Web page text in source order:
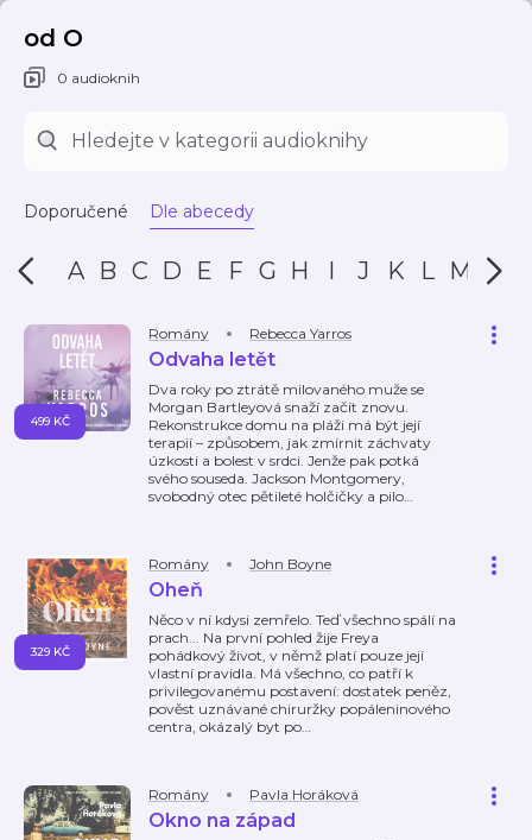
od O
0 audioknih
Doporučené Dle abecedy
A B C D E F G H I J K L M N
Romány Rebecca Yarros
Odvaha letět
Dva roky po ztrátě milovaného muže se
Morgan Bartleyová snaží začít znovu.
Rekonstrukce domu na pláži má být její
terapií – způsobem, jak zmírnit záchvaty
úzkosti a bolest v srdci. Jenže pak potká
svého souseda. Jackson Montgomery,
svobodný otec pětileté holčičky a pilo…
499 KČ
Romány John Boyne
Oheň
Něco v ní kdysi zemřelo. Teď všechno spálí na
prach... Na první pohled žije Freya
pohádkový život, v němž platí pouze její
vlastní pravidla. Má všechno, co patří k
privilegovanému postavení: dostatek peněz,
pověst uznávané chiruržky popáleninového
centra, okázalý byt po…
329 KČ
Romány Pavla Horáková
Okno na západ